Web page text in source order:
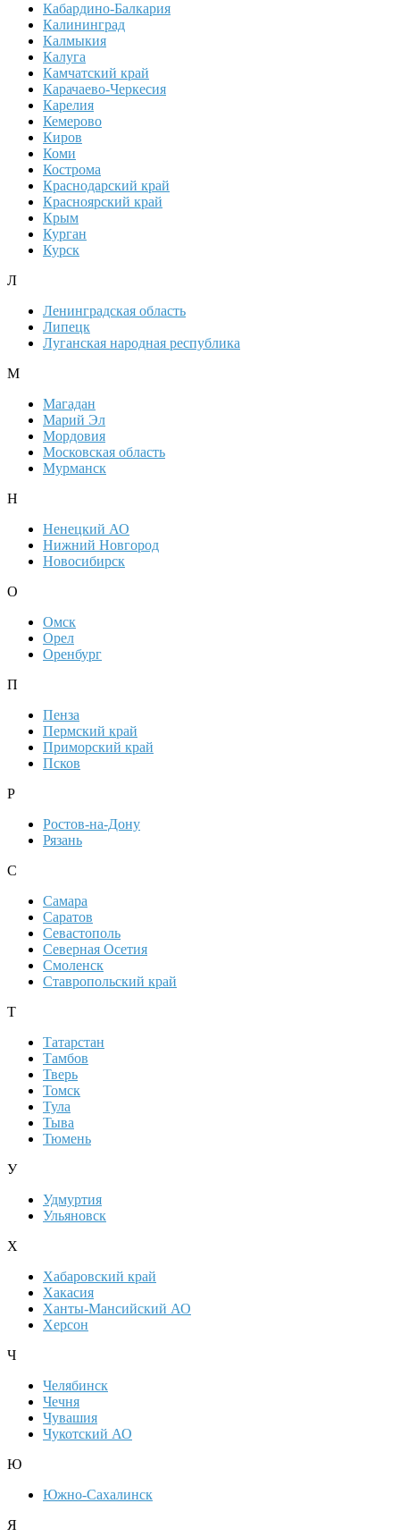
Кабардино-Балкария
Калининград
Калмыкия
Калуга
Камчатский край
Карачаево-Черкесия
Карелия
Кемерово
Киров
Коми
Кострома
Краснодарский край
Красноярский край
Крым
Курган
Курск
Л
Ленинградская область
Липецк
Луганская народная республика
М
Магадан
Марий Эл
Мордовия
Московская область
Мурманск
Н
Ненецкий АО
Нижний Новгород
Новосибирск
О
Омск
Орел
Оренбург
П
Пенза
Пермский край
Приморский край
Псков
Р
Ростов-на-Дону
Рязань
С
Самара
Саратов
Севастополь
Северная Осетия
Смоленск
Ставропольский край
Т
Татарстан
Тамбов
Тверь
Томск
Тула
Тыва
Тюмень
У
Удмуртия
Ульяновск
Х
Хабаровский край
Хакасия
Ханты-Мансийский АО
Херсон
Ч
Челябинск
Чечня
Чувашия
Чукотский АО
Ю
Южно-Сахалинск
Я